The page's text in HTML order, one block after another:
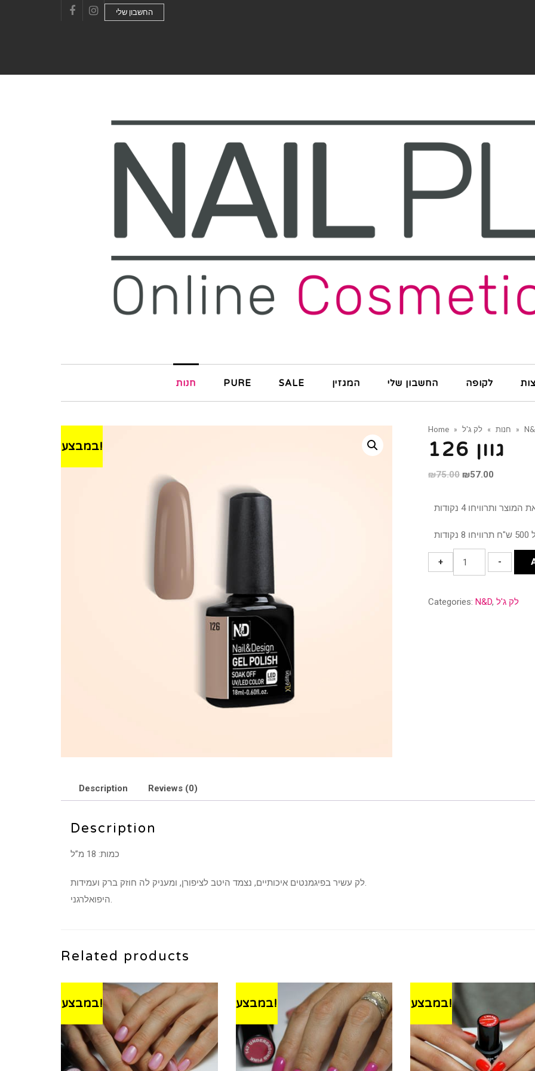
Instagram
החשבון שלי
חנות PURE SALE המגזין החשבון שלי לקופה
במבצע!
Home » חנות » לק ג'ל »
גוון 126
₪75.00 ₪57.00
+
גוון
126
-
Categories: N&D, לק ג'ל
Description Reviews (0)
Description
כמות: 18 מ”ל
לק עשיר בפיגמנטים איכותיים, נצמד היטב לציפורן, ומעניק לה חוזק ברק ועמידות.
היפואלרגני.
Related products
במבצע! במבצע! במבצע!